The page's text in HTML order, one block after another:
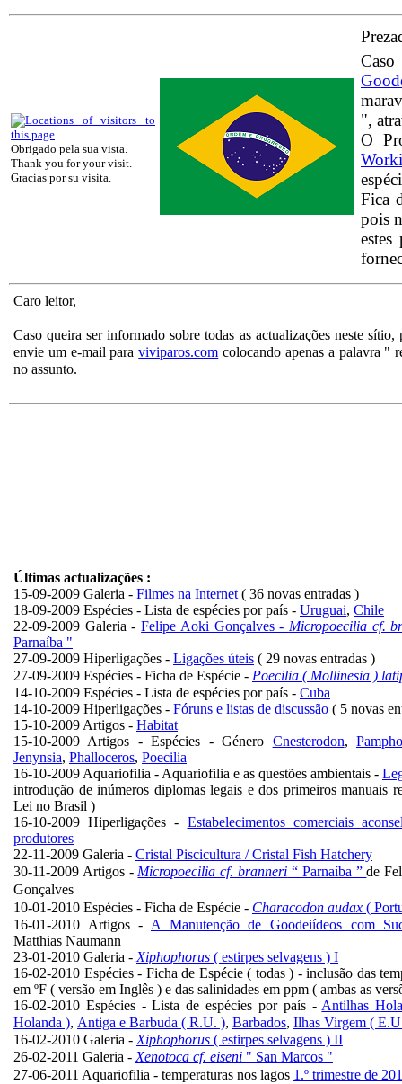
Obrigado pela sua vista.
Thank you for your visit.
Gracias por su visita.
",
O
Fica
pois
Caro leitor,
Caso queira ser informado sobre todas as actualizações neste sítio,
envie um e-mail paraviviparos.com colocando apenas a palavra "
no assunto.
Últimas actualizações :
15-09-2009 Galeria - Filmes na Internet ( 36 novas entradas )
18-09-2009 Espécies - Lista de espécies por país - Uruguai, Chile
22-09-2009 Galeria -Felipe Aoki Gonçalves - Micropoecilia cf.
Parnaíba "
27-09-2009 Hiperligações - Ligações úteis ( 29 novas entradas )
27-09-2009 Espécies - Ficha de Espécie - Poecilia ( Mollinesia )
14-10-2009 Espécies - Lista de espécies por país - Cuba
14-10-2009 Hiperligações - Fóruns e listas de discussão ( 5 novas
15-10-2009 Artigos - Habitat
15-10-2009 Artigos - Espécies -Género Cnesterodon,
Jenynsia, Phalloceros, Poecilia
16-10-2009 Aquariofilia - Aquariofilia e as questões ambientais -
introdução de inúmeros diplomas legais e dos primeiros manuais
Lei no Brasil )
16-10-2009 Hiperligações - Estabelecimentos comerciais
produtores
22-11-2009 Galeria - Cristal Piscicultura / Cristal Fish Hatchery
30-11-2009 Artigos - Micropoecilia cf. branneri “ Parnaíba ”de
Gonçalves
10-01-2010 Espécies - Ficha de Espécie - Characodon audax (
16-01-2010 Artigos - A Manutenção de Goodeiídeos com
Matthias Naumann
23-01-2010 Galeria - Xiphophorus ( estirpes selvagens ) I
16-02-2010 Espécies - Ficha de Espécie ( todas ) - inclusão das
em ºF ( versão em Inglês ) e das salinidades em ppm ( ambas as
16-02-2010 Espécies - Lista de espécies por país - Antilhas
Holanda ), Antiga e Barbuda ( R.U. ), Barbados, Ilhas Virgem (
16-02-2010 Galeria - Xiphophorus ( estirpes selvagens ) II
26-02-2011 Galeria - Xenotoca cf. eiseni " San Marcos "
27-06-2011 Aquariofilia - temperaturas nos lagos 1.º trimestre de